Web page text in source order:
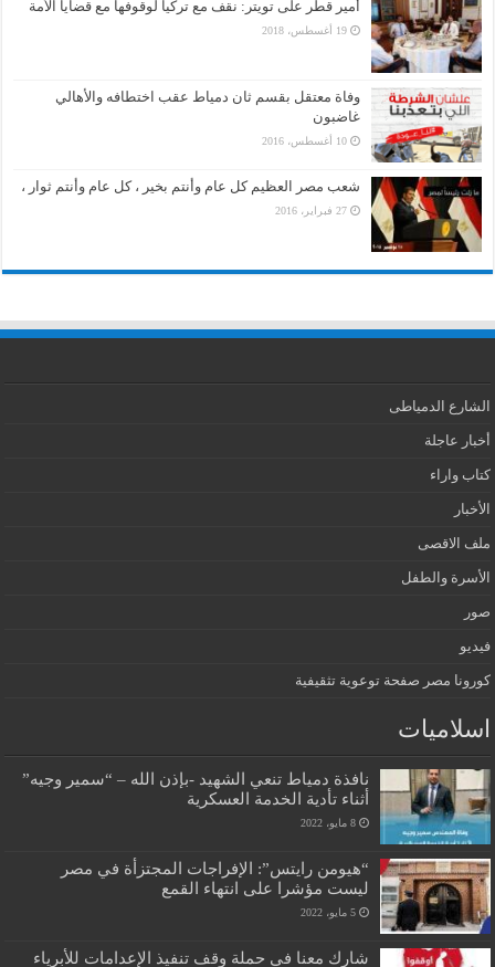
أمير قطر على تويتر: نقف مع تركيا لوقوفها مع قضايا الأمة
19 أغسطس، 2018
وفاة معتقل بقسم ثان دمياط عقب اختطافه والأهالي
غاضبون
10 أغسطس، 2016
شعب مصر العظيم كل عام وأنتم بخير ، كل عام وأنتم ثوار ،
27 فبراير، 2016
الشارع الدمياطى
أخبار عاجلة
كتاب واراء
الأخبار
ملف الاقصى
الأسرة والطفل
صور
فيديو
كورونا مصر صفحة توعوية تثقيفية
اسلاميات
نافذة دمياط تنعي الشهيد -بإذن الله – “سمير وجيه”
أثناء تأدية الخدمة العسكرية
8 مايو، 2022
“هيومن رايتس”: الإفراجات المجتزأة في مصر
ليست مؤشرا على انتهاء القمع
5 مايو، 2022
شارك معنا في حملة وقف تنفيذ الإعدامات للأبرياء